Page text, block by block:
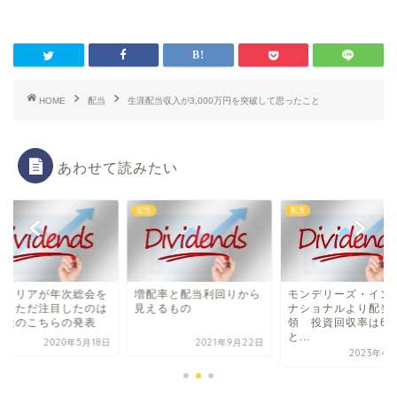
HOME 配当 生涯配当収入が3,000万円を突破して思ったこと
あわせて読みたい
トリアが年次総会を
ただ注目したのは
後のこちらの発表
2020年5月18日
配当
増配率と配当利回りから
見えるもの
2021年9月22日
配当
モンデリーズ・イン
ナショナルより配当
領 投資回収率は63
と...
2023年4